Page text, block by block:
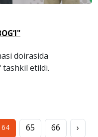
doirasida
tashkil etildi.
64 65 66 ›